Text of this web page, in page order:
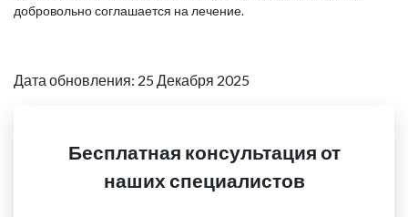
добровольно соглашается на лечение.
Дата обновления: 25 Декабря 2025
Бесплатная консультация от
наших специалистов